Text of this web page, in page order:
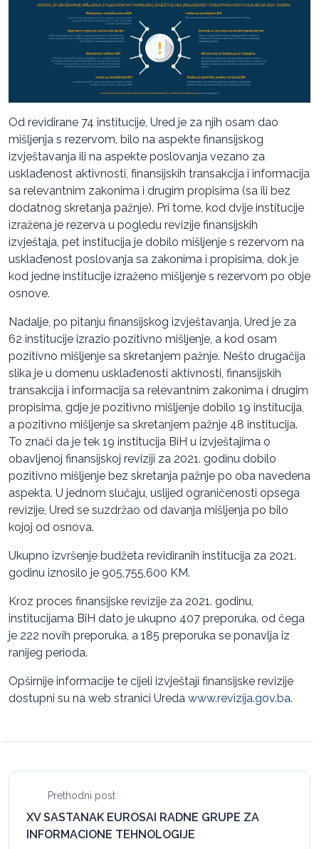
Od revidirane 74 institucije, Ured je za njih osam dao
mišljenja s rezervom, bilo na aspekte finansijskog
izvještavanja ili na aspekte poslovanja vezano za
usklađenost aktivnosti, finansijskih transakcija i informacija
sa relevantnim zakonima i drugim propisima (sa ili bez
dodatnog skretanja pažnje). Pri tome, kod dvije institucije
izražena je rezerva u pogledu revizije finansijskih
izvještaja, pet institucija je dobilo mišljenje s rezervom na
usklađenost poslovanja sa zakonima i propisima, dok je
kod jedne institucije izraženo mišljenje s rezervom po obјe
osnove.
Nadalje, po pitanju finansijskog izvještavanja, Ured je za
62 institucije izrazio pozitivno mišljenje, a kod osam
pozitivno mišljenje sa skretanjem pažnje. Nešto drugačija
slika je u domenu usklađenosti aktivnosti, finansijskih
transakcija i informacija sa relevantnim zakonima i drugim
propisima, gdje je pozitivno mišljenje dobilo 19 institucija,
a pozitivno mišljenje sa skretanjem pažnje 48 institucija.
To znači da je tek 19 institucija BiH u izvještajima o
obavljenoj finansijskoj reviziji za 2021. godinu dobilo
pozitivno mišljenje bez skretanja pažnje po oba navedena
aspekta. U jednom slučaju, uslijed ograničenosti opsega
revizije, Ured se suzdržao od davanja mišljenja po bilo
kojoj od osnova.
Ukupno izvršenje budžeta revidiranih institucija za 2021.
godinu iznosilo je 905,755,600 KM.
Kroz proces finansijske revizije za 2021. godinu,
institucijama BiH dato je ukupno 407 preporuka, od čega
je 222 novih preporuka, a 185 preporuka se ponavlja iz
ranijeg perioda.
Opširnije informacije te cijeli izvještaji finansijske revizije
dostupni su na web stranici Ureda www.revizija.gov.ba.
Prethodni post
XV SASTANAK EUROSAI RADNE GRUPE ZA
INFORMACIONE TEHNOLOGIJE